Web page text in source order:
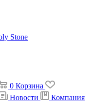
Stone
0 Корзина
Новости
Компания